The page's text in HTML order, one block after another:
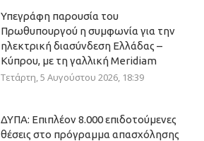
Υπεγράφη παρουσία του
Πρωθυπουργού η συμφωνία για την
ηλεκτρική διασύνδεση Ελλάδας –
Κύπρου, με τη γαλλική Meridiam
Τετάρτη, 5 Αυγούστου 2026, 18:39
ΔΥΠΑ: Επιπλέον 8.000 επιδοτούμενες
θέσεις στο πρόγραμμα απασχόλησης